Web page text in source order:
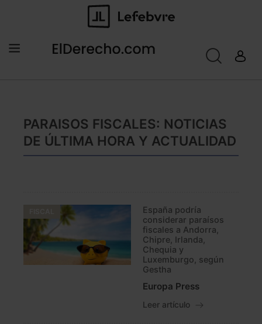
PARAISOS FISCALES: NOTICIAS
DE ÚLTIMA HORA Y ACTUALIDAD
España podría
considerar paraísos
fiscales a Andorra,
Chipre, Irlanda,
Chequia y
Luxemburgo, según
Gestha
Europa Press
Leer artículo